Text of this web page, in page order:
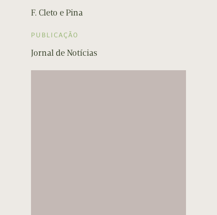
F. Cleto e Pina
PUBLICAÇÃO
Jornal de Notícias